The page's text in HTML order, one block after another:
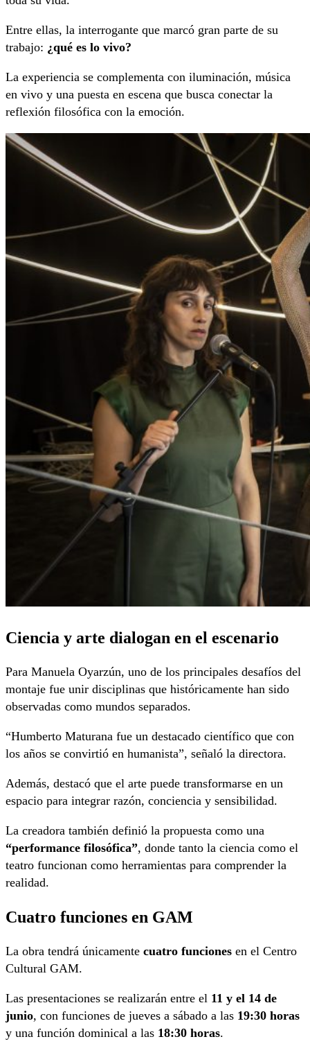
Entre ellas, la interrogante que marcó gran parte de su
trabajo: ¿qué es lo vivo?
La experiencia se complementa con iluminación, música
en vivo y una puesta en escena que busca conectar la
reflexión filosófica con la emoción.
Ciencia y arte dialogan en el escenario
Para Manuela Oyarzún, uno de los principales desafíos del
montaje fue unir disciplinas que históricamente han sido
observadas como mundos separados.
“Humberto Maturana fue un destacado científico que con
los años se convirtió en humanista”, señaló la directora.
Además, destacó que el arte puede transformarse en un
espacio para integrar razón, conciencia y sensibilidad.
La creadora también definió la propuesta como una
“performance filosófica”, donde tanto la ciencia como el
teatro funcionan como herramientas para comprender la
realidad.
Cuatro funciones en GAM
La obra tendrá únicamente cuatro funciones en el Centro
Cultural GAM.
Las presentaciones se realizarán entre el 11 y el 14 de
junio, con funciones de jueves a sábado a las 19:30 horas
y una función dominical a las 18:30 horas.